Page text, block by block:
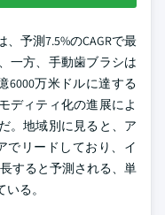
予測7.5%のCAGRで最
一方、手動歯ブラシは
6000万米ドルに達する
ディティ化の進展によ
。地域別に見ると、ア
でリードしており、イ
すると予測される、単
る。